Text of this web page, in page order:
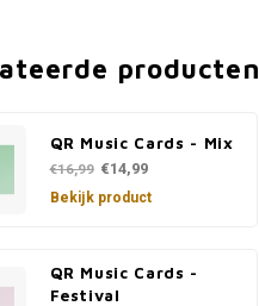
producten
QR Music Cards - Mix
€16,99 €14,99
Bekijk product
QR Music Cards -
Festival